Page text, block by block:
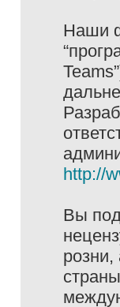
Наши
http://
Вы